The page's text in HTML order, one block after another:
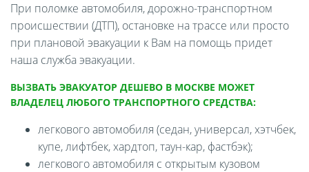
При поломке автомобиля, дорожно-транспортном
происшествии (ДТП), остановке на трассе или просто
при плановой эвакуации к Вам на помощь придет
наша служба эвакуации.
ВЫЗВАТЬ ЭВАКУАТОР ДЕШЕВО В МОСКВЕ МОЖЕТ
ВЛАДЕЛЕЦ ЛЮБОГО ТРАНСПОРТНОГО СРЕДСТВА:
легкового автомобиля (седан, универсал, хэтчбек,
купе, лифтбек, хардтоп, таун-кар, фастбэк);
легкового автомобиля с открытым кузовом